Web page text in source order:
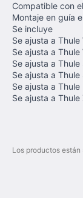
Compatible con
Montaje en guía
Se incluye
Se ajusta a Thule
Se ajusta a Thule
Se ajusta a
Se ajusta a Thule
Se ajusta a Thule
Se ajusta a
Los productos